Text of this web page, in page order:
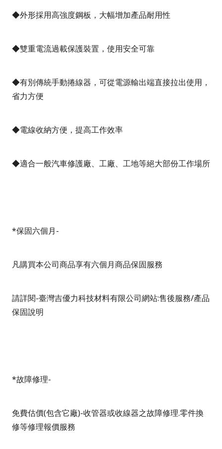
◆外形採用高強度鋼板，大幅增加產品耐用性
◆雙重電流過載保護裝置，使用安全可靠
◆有別傳統手動捲線器，可從電源輸出端直接拉出使用，
省力方便
◆電線收納方便，提高工作效率
◆適合一般汽車修護廠、工廠、工地等絕大部份工作場所
*保固六個月-
凡購買本公司商品享有六個月商品保固服務
請詳閱-臺灣吉優力科技材料有限公司網站:售後服務/產品
保固說明
*故障修理-
免費估價(包含它廠)-收管器或收線器之故障修理.零件換
修等修理報價服務